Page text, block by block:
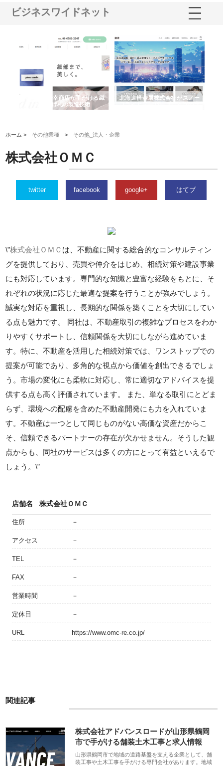
ビジネスワイドネット
有限会社松幸商店が手がける織
ネームと下げ札の製造技術
北海道軽金属株式会社がスノー
ホーム > その他業種 > その他_法人・企業
株式会社ＯＭＣ
twitter facebook google+ はてブ
\”株式会社ＯＭＣ は、不動産に関する総合的なコンサルティン
グを提供しており、売買や仲介をはじめ、相続対策や建設事業
にも対応しています。専門的な知識と豊富な経験をもとに、そ
れぞれの状況に応じた最適な提案を行うことが強みでしょう。
誠実な対応を重視し、長期的な関係を築くことを大切にしてい
る点も魅力です。 同社は、不動産取引の複雑なプロセスをわか
りやすくサポートし、信頼関係を大切にしながら進めていま
す。特に、不動産を活用した相続対策では、ワンストップでの
提案が可能であり、多角的な視点から価値を創出できるでしょ
う。市場の変化にも柔軟に対応し、常に適切なアドバイスを提
供する点も高く評価されています。 また、単なる取引にとどま
らず、環境への配慮を含めた不動産開発にも力を入れていま
す。不動産は一つとして同じものがない高価な資産だからこ
そ、信頼できるパートナーの存在が欠かせません。そうした観
点からも、同社のサービスは多くの方にとって有益といえるで
しょう。\”
店舗名 株式会社ＯＭＣ
住所 －
アクセス －
TEL －
FAX －
営業時間 －
定休日 －
URL https://www.omc-re.co.jp/
関連記事
株式会社アドバンスロードが山形県鶴岡
市で手がける舗装土木工事と求人情報
山形県鶴岡市で地域の道路基盤を支える企業として、舗
装工事や土木工事を手がける専門会社があります。地域